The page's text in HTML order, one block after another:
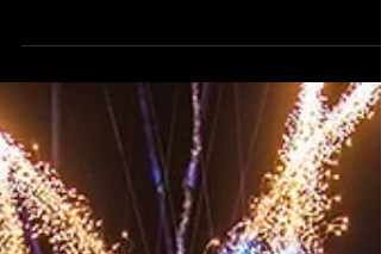
PARA LA SEXTA EDICIÓN DE EDC
MÉXICO Hoy Insomniac y Ocesa
anuncian el...